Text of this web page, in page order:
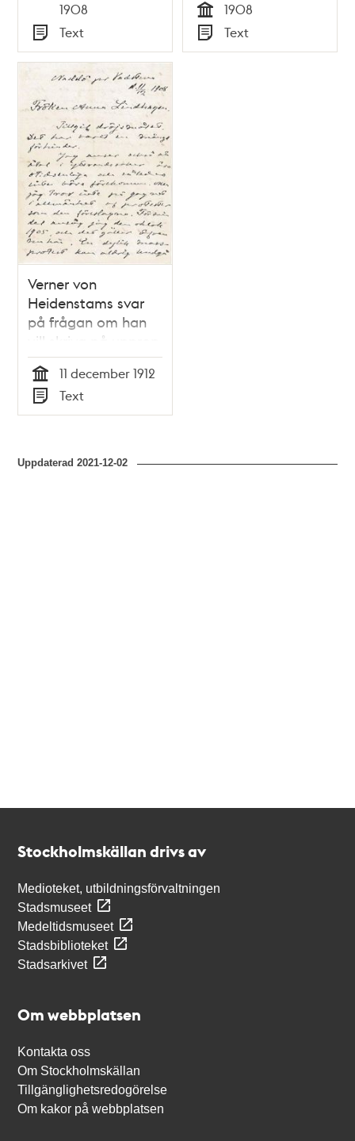
1908
Typ
Text Tid
1908
Typ
Text
Verner von
Heidenstams svar
på frågan om han
vill skriva på upprop
för yttrandefrihet
1908
Tid
11 december 1912
Typ
Text
Uppdaterad2021-12-02
Stockholmskällan drivs av
Medioteket, utbildningsförvaltningen
Stadsmuseet
Medeltidsmuseet
Stadsbiblioteket
Stadsarkivet
Om webbplatsen
Kontakta oss
Om Stockholmskällan
Tillgänglighetsredogörelse
Om kakor på webbplatsen